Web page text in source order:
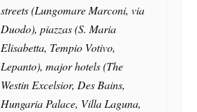
streets (Lungomare Marconi, via
Duodo), piazzas (S. Maria
Elisabetta, Tempio Votivo,
Lepanto), major hotels (The
Westin Excelsior, Des Bains,
Hungaria Palace, Villa Laguna,